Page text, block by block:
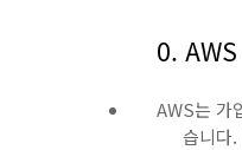
0.
AWS는 가
습니다